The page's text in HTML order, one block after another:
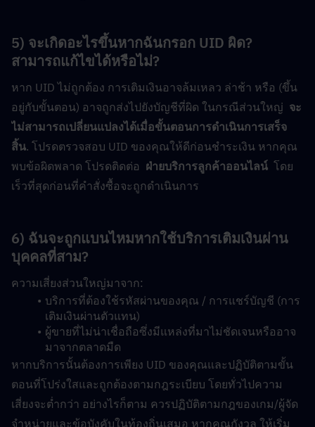
5) จะเกิดอะไรขึ้นหากฉันกรอก UID ผิด?
สามารถแก้ไขได้หรือไม่?
หาก UID ไม่ถูกต้อง การเติมเงินอาจล้มเหลว ล่าช้า หรือ (ขึ้น
อยู่กับขั้นตอน) อาจถูกส่งไปยังบัญชีที่ผิด ในกรณีส่วนใหญ่ จะ
ไม่สามารถเปลี่ยนแปลงได้เมื่อขั้นตอนการดำเนินการเสร็จ
สิ้น. โปรดตรวจสอบ UID ของคุณให้ดีก่อนชำระเงิน หากคุณ
พบข้อผิดพลาด โปรดติดต่อ ฝ่ายบริการลูกค้าออนไลน์
  โดย
เร็วที่สุดก่อนที่คำสั่งซื้อจะถูกดำเนินการ
6) ฉันจะถูกแบนไหมหากใช้บริการเติมเงินผ่าน
บุคคลที่สาม?
ความเสี่ยงส่วนใหญ่มาจาก:
บริการที่ต้องใช้รหัสผ่านของคุณ / การแชร์บัญชี (การ
เติมเงินผ่านตัวแทน)
ผู้ขายที่ไม่น่าเชื่อถือซึ่งมีแหล่งที่มาไม่ชัดเจนหรืออาจ
มาจากตลาดมืด
หากบริการนั้นต้องการเพียง UID ของคุณและปฏิบัติตามขั้น
ตอนที่โปร่งใสและถูกต้องตามกฎระเบียบ โดยทั่วไปความ
เสี่ยงจะต่ำกว่า อย่างไรก็ตาม ควรปฏิบัติตามกฎของเกม/ผู้จัด
จำหน่ายและข้อบังคับในท้องถิ่นเสมอ หากคุณกังวล ให้เริ่ม